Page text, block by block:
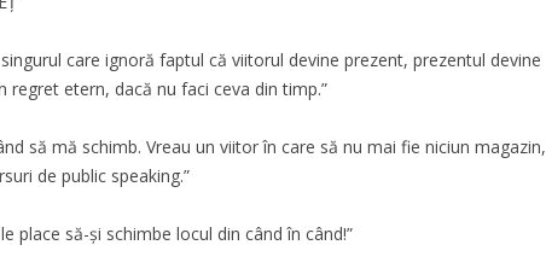
care ignoră faptul că viitorul devine prezent, prezentul devine
regret etern, dacă nu faci ceva din timp.”
să mă schimb. Vreau un viitor în care să nu mai fie niciun magazin,
de public speaking.”
place să-și schimbe locul din când în când!”